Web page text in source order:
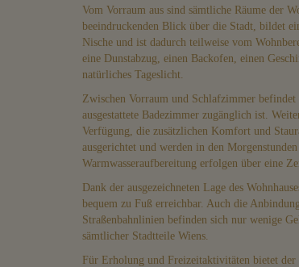
Vom Vorraum aus sind sämtliche Räume der
beeindruckenden Blick über die Stadt, bildet
Nische und ist dadurch teilweise vom
eine Dunstabzug, einen Backofen, einen
natürliches Tageslicht.
Zwischen Vorraum und Schlafzimmer
ausgestattete Badezimmer zugänglich ist.
Verfügung, die zusätzlichen Komfort und
ausgerichtet und werden in den
Warmwasseraufbereitung erfolgen über eine
Dank der ausgezeichneten Lage des
bequem zu Fuß erreichbar. Auch die
Straßenbahnlinien befinden sich nur wenige
sämtlicher Stadtteile Wiens.
Für Erholung und Freizeitaktivitäten bietet